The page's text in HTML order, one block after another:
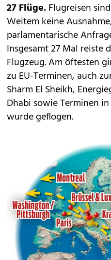
27 Flüge.Flugreisen
Weitem keine
parlamentarische
Insgesamt 27 Mal reiste
Flugzeug. Am öftesten
zu EU-Terminen, auch
Sharm El Sheikh,
Dhabi sowie Terminen
wurde geflogen.